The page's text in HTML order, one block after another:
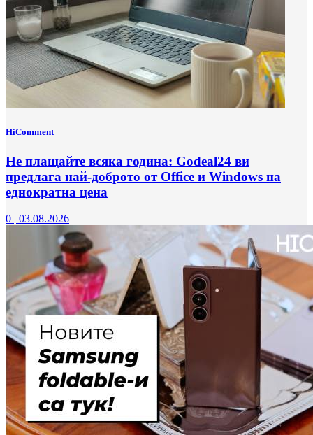
HiComment
Не плащайте всяка година: Godeal24 ви
предлага най-доброто от Office и Windows на
еднократна цена
0 | 03.08.2026